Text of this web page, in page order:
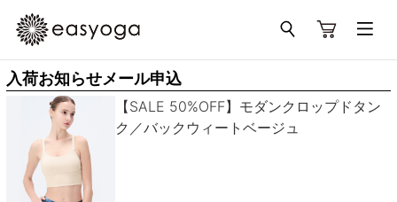
入荷お知らせメール申込
【SALE 50%OFF】モダンクロップドタン
ク／バックウィートベージュ